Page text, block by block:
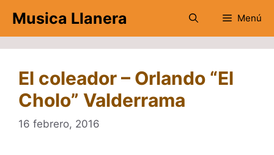
contenido
Musica Llanera Menú
El coleador – Orlando “El
Cholo” Valderrama
16 febrero, 2016